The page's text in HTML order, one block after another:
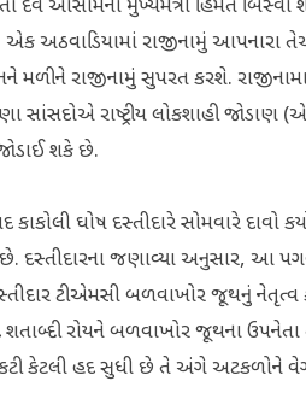
દેવે આસામના મુખ્યમંત્રી હિમંત
અઠવાડિયામાં રાજીનામું
મળીને રાજીનામું સુપરત કરશે.
સાંસદોએ રાષ્ટ્રીય લોકશાહી
શકે છે.
ઘોષ દસ્તીદારે સોમવારે દાવો
છે. દસ્તીદારના જણાવ્યા અનુસાર, આ
ટીએમસી બળવાખોર જૂથનું નેતૃત્વ
શતાબ્દી રોયને બળવાખોર જૂથના
કેટલી હદ સુધી છે તે અંગે અટકળોને